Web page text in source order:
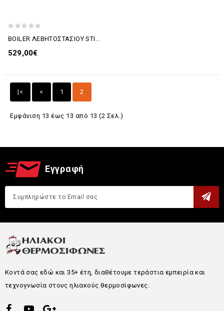
529,00€
|< < 1 2
Εμφάνιση 13 έως 13 από 13 (2 Σελ.)
Εγγραφή
Κοντά σας εδώ και 35+ έτη, διαθέτουμε τεράστια εμπειρία και
τεχνογνωσία στους ηλιακούς θερμοσίφωνες.